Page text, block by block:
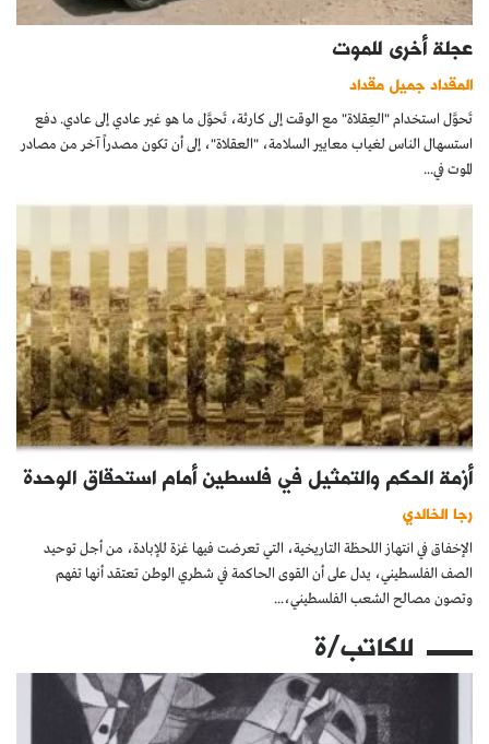
عجلة أخرى للموت
المقداد جميل مقداد
تَحوَّل استخدام "العِقلاة" مع الوقت إلى كارثة، تَحوَّل ما هو غير عادي إلى عادي. دفع
استسهال الناس لغياب معايير السلامة، "العقلاة"، إلى أن تكون مصدراً آخر من مصادر
الموت في...
أزمة الحكم والتمثيل في فلسطين أمام استحقاق الوحدة
رجا الخالدي
الإخفاق في انتهاز اللحظة التاريخية، التي تعرضت فيها غزة للإبادة، من أجل توحيد
الصف الفلسطيني، يدل على أن القوى الحاكمة في شطري الوطن تعتقد أنها تفهم
وتصون مصالح الشعب الفلسطيني،...
للكاتب/ة